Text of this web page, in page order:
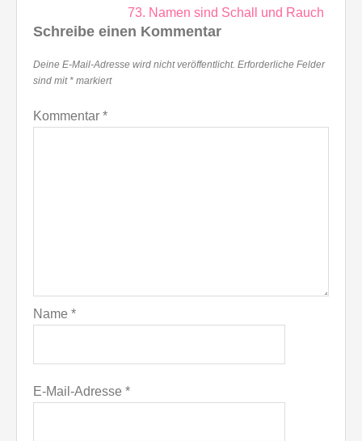
73. Namen sind Schall und Rauch
Schreibe einen Kommentar
Deine E-Mail-Adresse wird nicht veröffentlicht. Erforderliche Felder
sind mit * markiert
Kommentar *
Name *
E-Mail-Adresse *